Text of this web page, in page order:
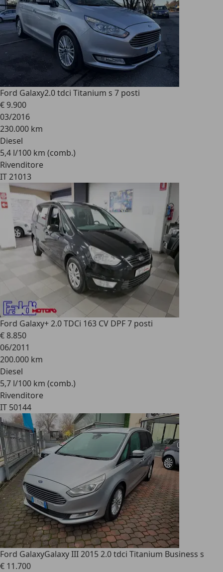
Ford Galaxy2.0 tdci Titanium s 7 posti
€ 9.900
03/2016
230.000 km
Diesel
5,4 l/100 km (comb.)
Rivenditore
IT 21013
Ford Galaxy+ 2.0 TDCi 163 CV DPF 7 posti
€ 8.850
06/2011
200.000 km
Diesel
5,7 l/100 km (comb.)
Rivenditore
IT 50144
Ford GalaxyGalaxy III 2015 2.0 tdci Titanium Business s
€ 11.700